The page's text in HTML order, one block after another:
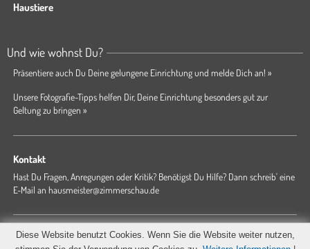
Haustiere
Und wie wohnst Du?
Präsentiere auch Du Deine gelungene Einrichtung und melde Dich an! »
Unsere Fotografie-Tipps helfen Dir, Deine Einrichtung besonders gut zur
Geltung zu bringen »
Kontakt
Hast Du Fragen, Anregungen oder Kritik? Benötigst Du Hilfe? Dann schreib' eine
E-Mail an hausmeister@zimmerschau.de
Forum Magazin AGB Presse Datenschutz
Impressum
Diese Website benutzt Cookies. Wenn Sie die Website weiter nutzen,